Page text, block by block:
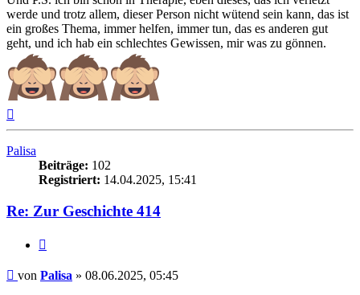
werde und trotz allem, dieser Person nicht wütend sein kann, das ist
ein großes Thema, immer helfen, immer tun, das es anderen gut
geht, und ich hab ein schlechtes Gewissen, mir was zu gönnen.
oben
Palisa
Beiträge: 102
Registriert: 14.04.2025, 15:41
Re: Zur Geschichte 414
Beitrag
von Palisa » 08.06.2025, 05:45